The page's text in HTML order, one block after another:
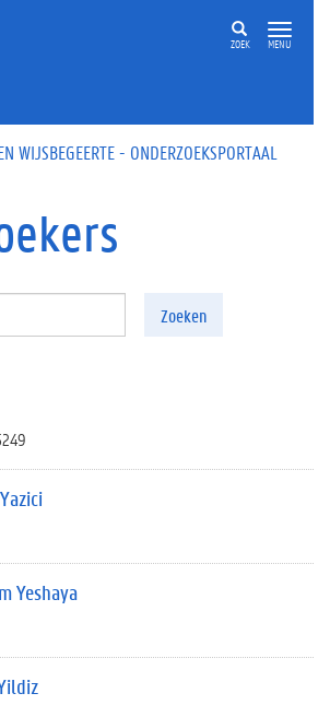
gaan
ZOEK MENU
WIJSBEGEERTE - ONDERZOEKSPORTAAL
Zoeken
Yeshaya